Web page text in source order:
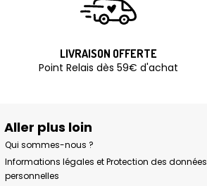
LIVRAISON OFFERTE
Point Relais dès 59€ d'achat
Aller plus loin
Qui sommes-nous ?
Informations légales et Protection des données
personnelles